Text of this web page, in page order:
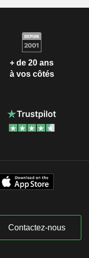
+ de 20 ans
à vos côtés
Contactez-nous